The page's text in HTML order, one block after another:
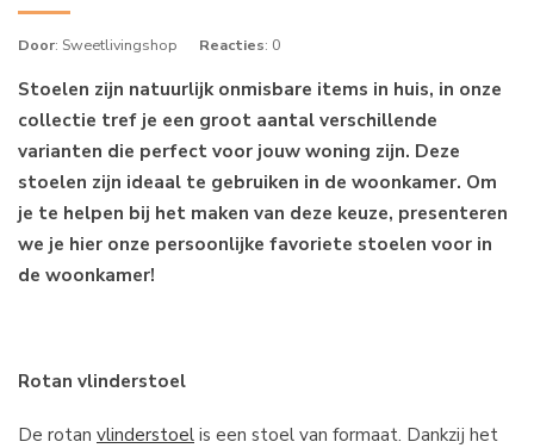
Door: Sweetlivingshop Reacties: 0
Stoelen zijn natuurlijk onmisbare items in huis, in onze
collectie tref je een groot aantal verschillende
varianten die perfect voor jouw woning zijn. Deze
stoelen zijn ideaal te gebruiken in de woonkamer. Om
je te helpen bij het maken van deze keuze, presenteren
we je hier onze persoonlijke favoriete stoelen voor in
de woonkamer!
Rotan vlinderstoel
De rotan vlinderstoelis een stoel van formaat. Dankzij het